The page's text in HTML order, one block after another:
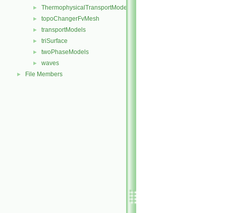
► ThermophysicalTransportModels
► topoChangerFvMesh
► transportModels
► triSurface
► twoPhaseModels
► waves
► File Members